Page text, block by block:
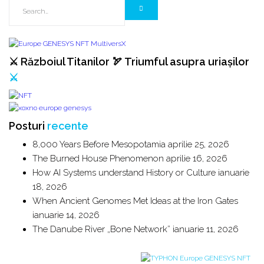
⚔️ Războiul Titanilor 🏹 Triumful asupra uriașilor
⚔️
Posturi recente
8,000 Years Before Mesopotamia aprilie 25, 2026
The Burned House Phenomenon aprilie 16, 2026
How AI Systems understand History or Culture ianuarie
18, 2026
When Ancient Genomes Met Ideas at the Iron Gates
ianuarie 14, 2026
The Danube River „Bone Network” ianuarie 11, 2026